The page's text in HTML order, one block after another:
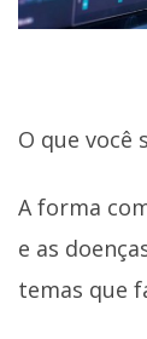
O que você
A forma
e as
temas que